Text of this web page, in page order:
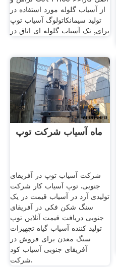
از آسیاب گلوله مورد استفاده در
تولید سیمانکاتولوگ آسیاب توپ
برای, تک آسیاب گلوله ای اتاق در
ماه آسیاب شرکت توپ
شرکت آسیاب توپ در آفریقای
جنوبی. توپ آسیاب کار شرکت
تولیدی آرد در آسیاب قیمت در یک
سنگ شکن فکی در آفریقای
جنوبی دریافت قیمت آنلاین توپ
تولید کننده آسیاب گیاه تجهیزات
سنگ معدن برای فروش در
آفریقای جنوبی آسیاب کود
شرکت.